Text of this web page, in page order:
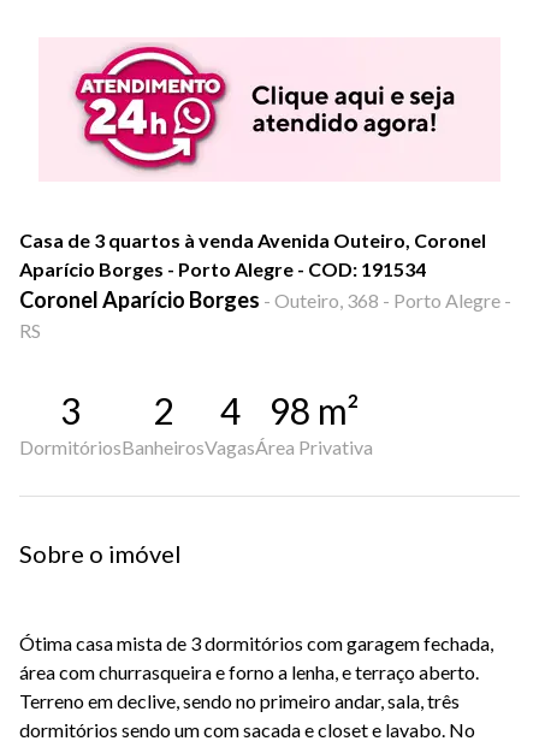
Casa de 3 quartos à venda Avenida Outeiro, Coronel
Aparício Borges - Porto Alegre - COD: 191534
Coronel Aparício Borges - Outeiro, 368 - Porto Alegre -
RS
3
Dormitórios
2
Banheiros
4
Vagas
98 m²
Área Privativa
Sobre o imóvel
Ótima casa mista de 3 dormitórios com garagem fechada,
área com churrasqueira e forno a lenha, e terraço aberto.
Terreno em declive, sendo no primeiro andar, sala, três
dormitórios sendo um com sacada e closet e lavabo. No